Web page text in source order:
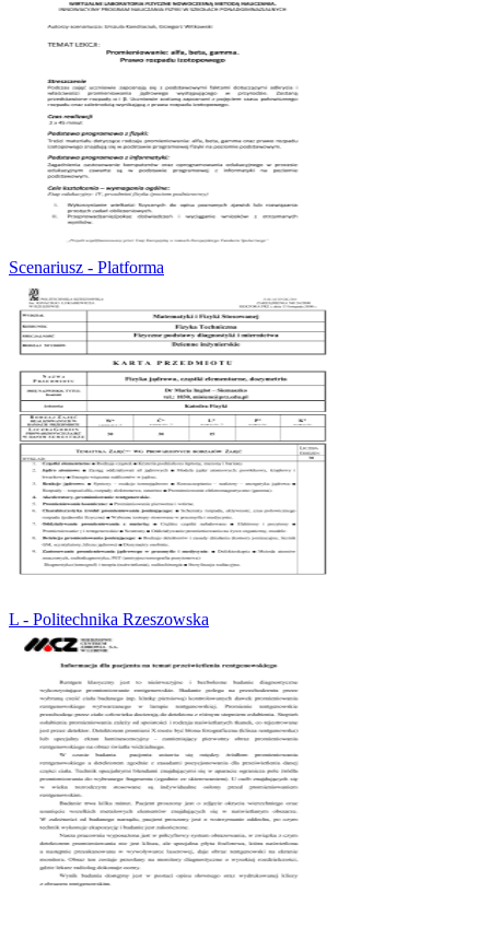
Scenariusz - Platforma
L - Politechnika Rzeszowska